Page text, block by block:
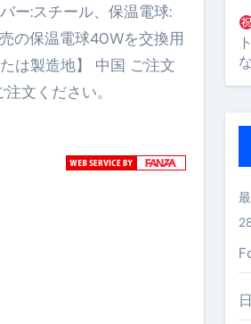
PC・高性能BTOを最安で手に入れ
る「究極のスマホ防衛システム」
ン」完全ガイド
英語脳を作る完全ガイド
羅 ― “失敗せずに選ぶ”実践大全
安級！ スカイマーク／Peach／
イトか”が一目で伝わる。いま選ばれ
し #ダイエット #筋トレ #美容 #
】#ダイエット #筋トレ #美容 #健
ー:スチール、保温電球:
の保温電球40Wを交換用
は製造地】 中国 ご注文
文ください。